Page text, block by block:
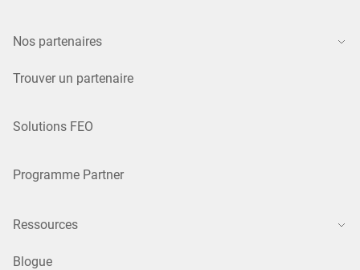
Nos partenaires
Trouver un partenaire
Solutions FEO
Programme Partner
Ressources
Blogue